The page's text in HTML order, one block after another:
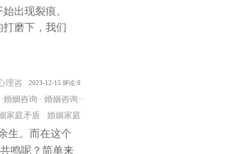
出现裂痕。
磨下，我们
2023-12-15 评论:0
理咨
婚姻咨询
婚姻咨询
家庭矛盾
婚姻家庭
生。而在这个
鸣呢？简单来